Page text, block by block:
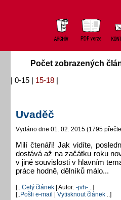
Počet zobrazených
| 0-15 | 15-18 |
Uvaděč
Vydáno dne 01. 02. 2015 (1795
Milí čtenáři! Jak vidíte,
dostává až na začátku roku
v jiné souvislosti v hlavním
práce hodně, dělníků málo...
[.. Celý článek | Autor: -jvh- ..]
[..Pošli e-mail Vytisknout článek ..]